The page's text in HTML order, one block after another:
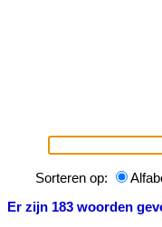
Sorteren op:
Er zijn 183 woorden